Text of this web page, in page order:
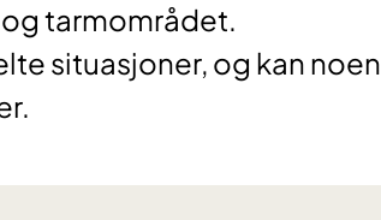
tarmområdet.
situasjoner, og kan noen